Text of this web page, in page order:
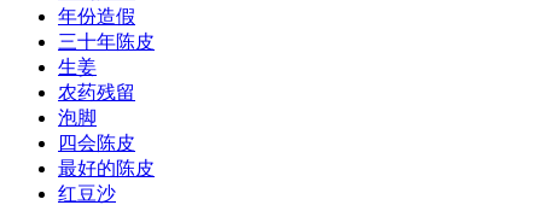
年份造假
三十年陈皮
生姜
农药残留
泡脚
四会陈皮
最好的陈皮
红豆沙